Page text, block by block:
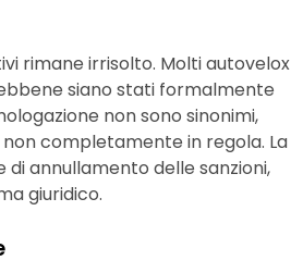
rimane irrisolto. Molti autovelox
siano stati formalmente
non sono sinonimi,
completamente in regola. La
annullamento delle sanzioni,
giuridico.